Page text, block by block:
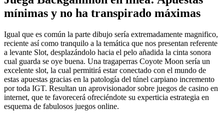
mínimas y no ha transpirado máximas
Igual que es común la parte dibujo serí­a extremadamente magnifico,
reciente así­ como tranquilo a la temática que nos presentan referente
a levante Slot, desplazándolo hacia el pelo añadida la cinta sonora
cual guarda se oye buena. Una tragaperras Coyote Moon serí­a un
excelente slot, la cual permitirá estar conectado con el mundo de
estas apuestas gracias en la patologí­a del túnel carpiano incremento
por toda IGT. Resultan un aprovisionador sobre juegos de casino en
internet, que te favorecerá ofreciéndote su experticia estrategia en
esquema de fabulosos juegos online.